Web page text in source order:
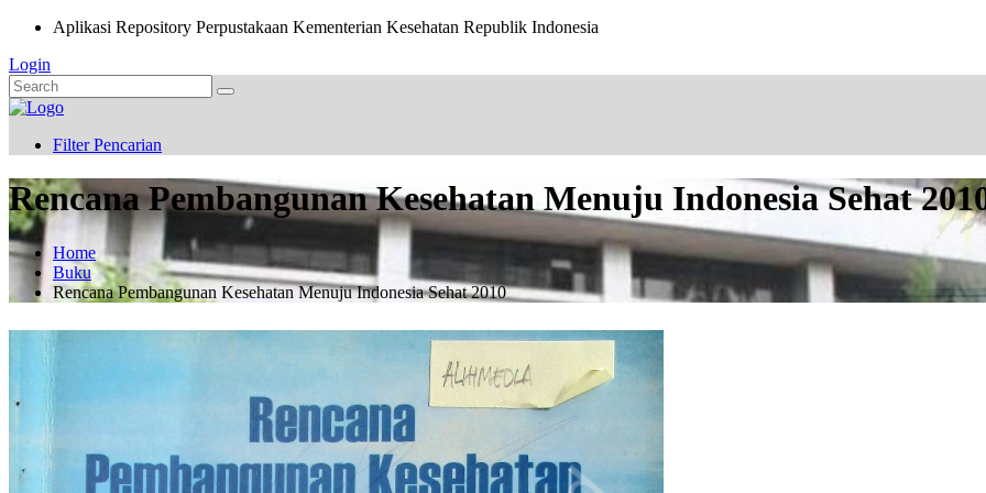
Aplikasi Repository Perpustakaan Kementerian Kesehatan Republik Indonesia
Login
Filter Pencarian
Rencana Pembangunan Kesehatan Menuju Indonesia Sehat
Home
Buku
Rencana Pembangunan Kesehatan Menuju Indonesia Sehat 2010